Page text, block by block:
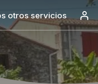
otros servicios